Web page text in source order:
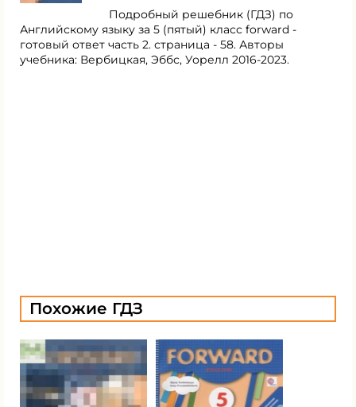
Подробный решебник (ГДЗ) по
Английскому языку за 5 (пятый) класс forward -
готовый ответ часть 2. страница - 58. Авторы
учебника: Вербицкая, Эббс, Уорелл 2016-2023.
Похожие ГДЗ